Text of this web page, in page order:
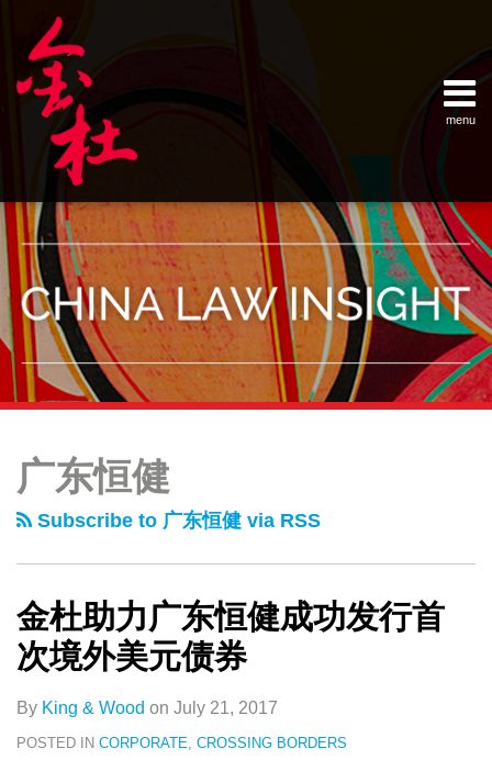
content
menu
Home
- 关于
金杜
Services
- 专业领
域
Contact
- 联系
我们
English
Example Link
China Banking Regulatory
China Insurance Regulatory
China Securities Regulatory
General Administration of Customs
Ministry of Commerce
National Development and Reform
Pacific Rim Advisory Council
State Administration for Industry &
State Administration of Foreign
Supreme People’s Court
World Law Group
RSS
LinkedIn
Weibo
广东恒健
Subscribe to 广东恒健 via RSS
金杜助力广东恒健成功发行首
次境外美元债券
By King & Wood on July 21, 2017
POSTED IN CORPORATE CROSSING BORDERS
助
力
健
成
功